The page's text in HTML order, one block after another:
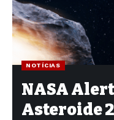
NOTÍCIAS
NASA
Asteroide